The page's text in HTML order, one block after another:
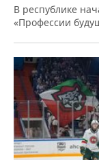
В республике
«Профессии